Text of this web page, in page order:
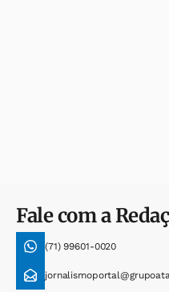
Fale com a
(71) 99601-0020